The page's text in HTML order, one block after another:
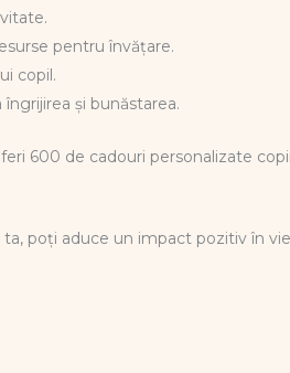
pentru învățare.
copil.
și bunăstarea.
600 de cadouri personalizate
poți aduce un impact pozitiv în